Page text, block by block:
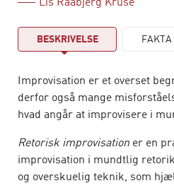
Lis Raabjerg Kruse
BESKRIVELSE FAKTA
Improvisation er et overset
derfor også mange
hvad angår at improvisere i
Retorisk improvisation er en
improvisation i mundtlig
og overskuelig teknik, som